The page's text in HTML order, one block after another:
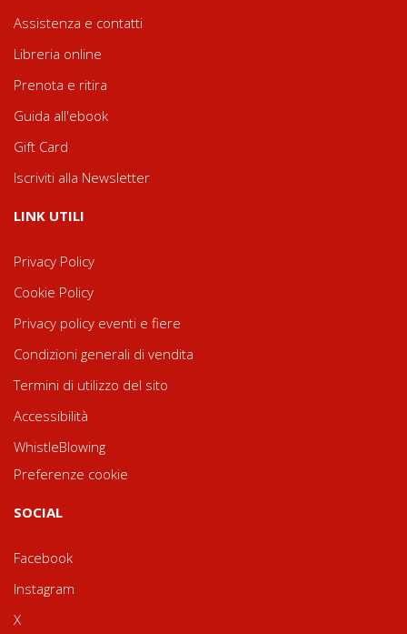
Assistenza e contatti
Libreria online
Prenota e ritira
Guida all'ebook
Gift Card
Iscriviti alla Newsletter
LINK UTILI
Privacy Policy
Cookie Policy
Privacy policy eventi e fiere
Condizioni generali di vendita
Termini di utilizzo del sito
Accessibilità
WhistleBlowing
Preferenze cookie
SOCIAL
Facebook
Instagram
X